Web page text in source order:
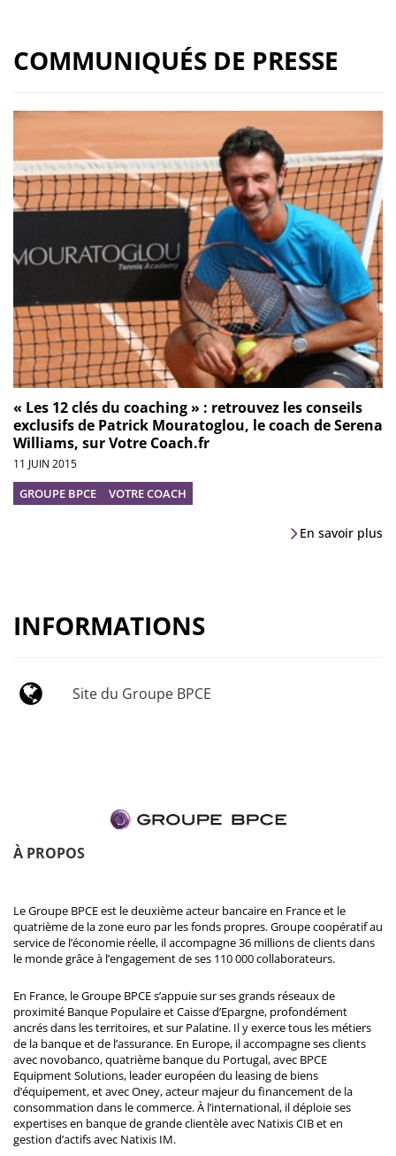
COMMUNIQUÉS DE PRESSE
« Les 12 clés du coaching » : retrouvez les conseils
exclusifs de Patrick Mouratoglou, le coach de Serena
Williams, sur Votre Coach.fr
11 JUIN 2015
GROUPE BPCE VOTRE COACH
En savoir plus
INFORMATIONS
Site du Groupe BPCE
À PROPOS
Le Groupe BPCE est le deuxième acteur bancaire en France et le
quatrième de la zone euro par les fonds propres. Groupe coopératif au
service de l’économie réelle, il accompagne 36 millions de clients dans
le monde grâce à l’engagement de ses 110 000 collaborateurs.
En France, le Groupe BPCE s’appuie sur ses grands réseaux de
proximité Banque Populaire et Caisse d’Epargne, profondément
ancrés dans les territoires, et sur Palatine. Il y exerce tous les métiers
de la banque et de l’assurance. En Europe, il accompagne ses clients
avec novobanco, quatrième banque du Portugal, avec BPCE
Equipment Solutions, leader européen du leasing de biens
d’équipement, et avec Oney, acteur majeur du financement de la
consommation dans le commerce. À l’international, il déploie ses
expertises en banque de grande clientèle avec Natixis CIB et en
gestion d’actifs avec Natixis IM.